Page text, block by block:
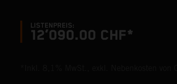
LISTENPREIS:
12’090.00 CHF*